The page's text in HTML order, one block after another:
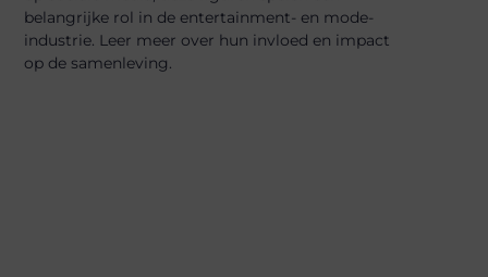
belangrijke rol in de entertainment- en mode-
industrie. Leer meer over hun invloed en impact
op de samenleving.